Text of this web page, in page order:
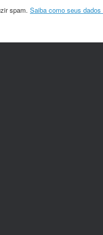
spam. Saiba como seus